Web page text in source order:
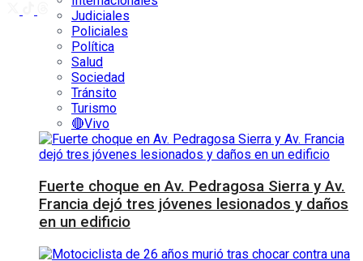
Judiciales
Policiales
Política
Salud
Sociedad
Tránsito
Turismo
🔴Vivo
Fuerte choque en Av. Pedragosa Sierra y Av.
Francia dejó tres jóvenes lesionados y daños
en un edificio